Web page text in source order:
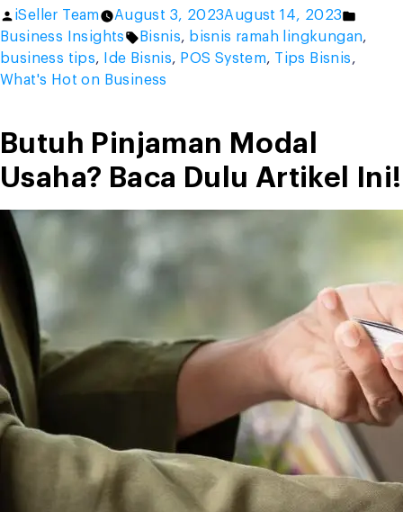
Bisnis
Produk
Ramah
Lingkungan
Posted
by
iSeller Team August 3, 2023August 14, 2023
in
Business Insights Tags:
Bisnis, bisnis ramah lingkungan,
business tips, Ide Bisnis, POS System, Tips Bisnis,
What's Hot on Business
Butuh Pinjaman Modal
Usaha? Baca Dulu Artikel Ini!